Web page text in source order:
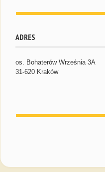
ADRES
os. Bohaterów Września 3A
31-620 Kraków